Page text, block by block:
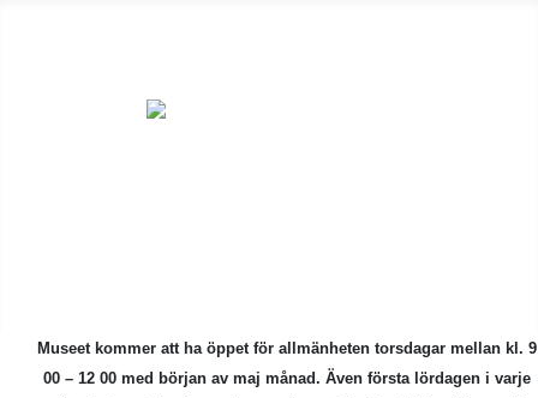
Museet kommer att ha öppet för allmänheten torsdagar mellan kl. 9
00 – 12 00 med början av maj månad. Även första lördagen i varje